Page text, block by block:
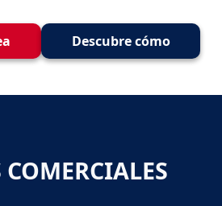
Descubre cómo